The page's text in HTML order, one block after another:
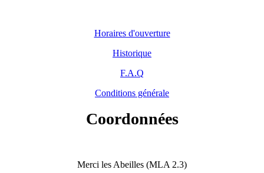
Horaires d'ouverture
Historique
F.A.Q
Conditions générale
Coordonnées
Merci les Abeilles (MLA 2.3)